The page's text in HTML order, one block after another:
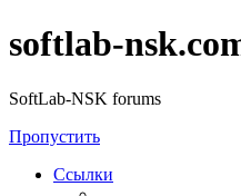
softlab-
SoftLab-NSK forums
Пропустить
Ссылки